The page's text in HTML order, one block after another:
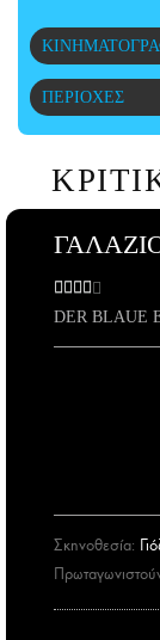
ΑΜΠΑ
PRINT
ΠΕΡΙΟΧΕΣ
DER BLAUE
Σκηνοθεσία: